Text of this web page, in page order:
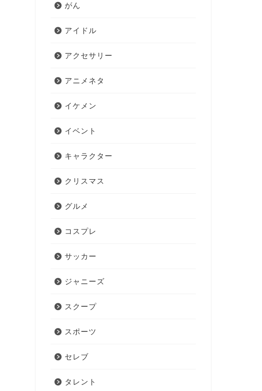
がん
アイドル
アクセサリー
アニメネタ
イケメン
イベント
キャラクター
クリスマス
グルメ
コスプレ
サッカー
ジャニーズ
スクープ
スポーツ
セレブ
タレント